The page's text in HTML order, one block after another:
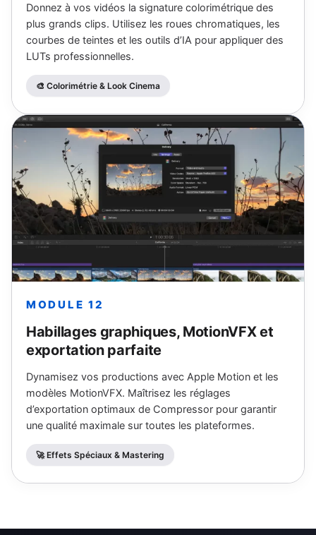
Donnez à vos vidéos la signature colorimétrique des
plus grands clips. Utilisez les roues chromatiques, les
courbes de teintes et les outils d’IA pour appliquer des
LUTs professionnelles.
🎨 Colorimétrie & Look Cinema
MODULE 12
Habillages graphiques, MotionVFX et
exportation parfaite
Dynamisez vos productions avec Apple Motion et les
modèles MotionVFX. Maîtrisez les réglages
d’exportation optimaux de Compressor pour garantir
une qualité maximale sur toutes les plateformes.
🚀 Effets Spéciaux & Mastering